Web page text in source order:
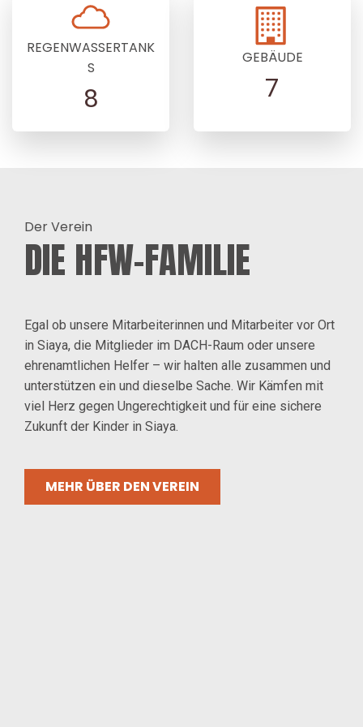
REGENWASSERTANK
S
8
GEBÄUDE
7
Der Verein
DIE HFW-FAMILIE
Egal ob unsere Mitarbeiterinnen und Mitarbeiter vor Ort
in Siaya, die Mitglieder im DACH-Raum oder unsere
ehrenamtlichen Helfer – wir halten alle zusammen und
unterstützen ein und dieselbe Sache. Wir Kämfen mit
viel Herz gegen Ungerechtigkeit und für eine sichere
Zukunft der Kinder in Siaya.
MEHR ÜBER DEN VEREIN